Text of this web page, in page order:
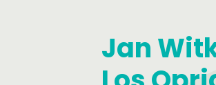
Jan